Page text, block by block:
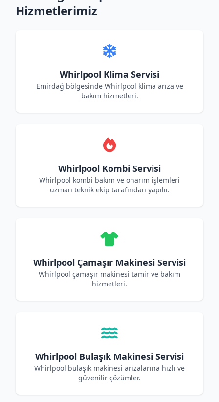
Hizmetlerimiz
Whirlpool Klima Servisi
Emirdağ bölgesinde Whirlpool klima arıza ve
bakım hizmetleri.
Whirlpool Kombi Servisi
Whirlpool kombi bakım ve onarım işlemleri
uzman teknik ekip tarafından yapılır.
Whirlpool Çamaşır Makinesi Servisi
Whirlpool çamaşır makinesi tamir ve bakım
hizmetleri.
Whirlpool Bulaşık Makinesi Servisi
Whirlpool bulaşık makinesi arızalarına hızlı ve
güvenilir çözümler.